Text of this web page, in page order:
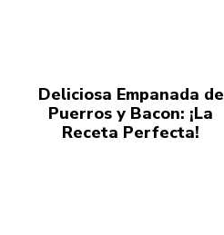
Deliciosa Empanada de
Puerros y Bacon: ¡La
Receta Perfecta!